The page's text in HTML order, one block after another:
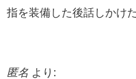
指を装備した後話しかけ
匿名 より: